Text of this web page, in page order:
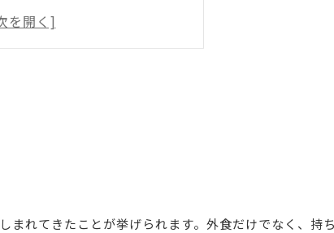
沖縄そば弁当の特徴
弁当との違いを解説
行や日常で選ばれる理由
ば弁当の工夫
味しく保つパッキング術
れてきたことが挙げられます。外食だけでなく、持